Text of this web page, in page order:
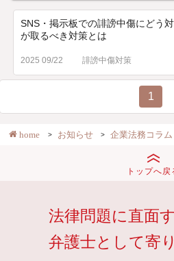
SNS・掲示板での誹謗中傷にどう
が取るべき対策とは
2025 09/22 誹謗中傷対策
1
home お知らせ 企業法務コラム
トップへ戻
法律問題に直面
弁護士として寄